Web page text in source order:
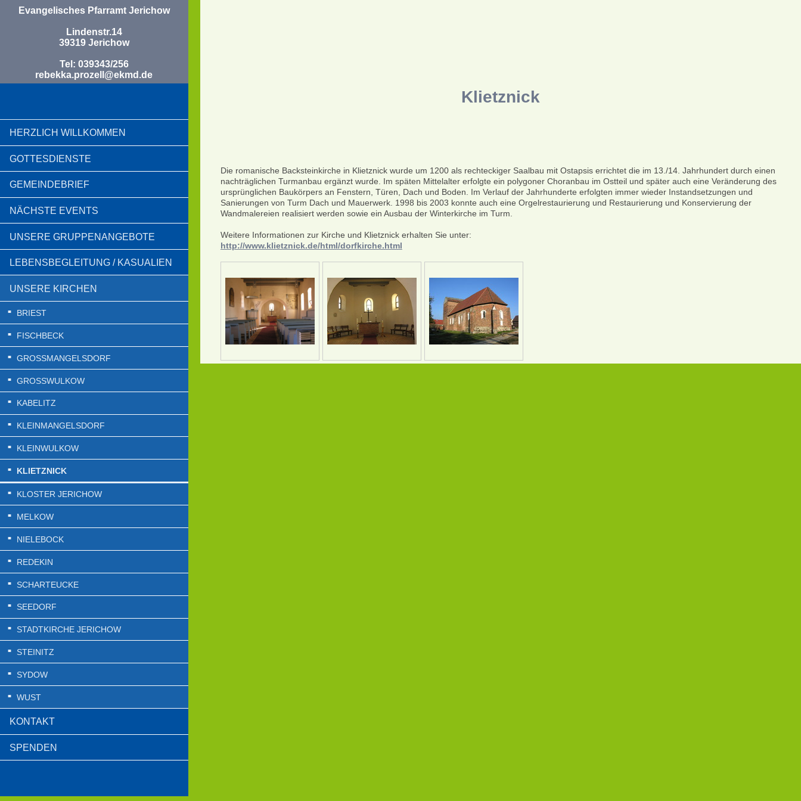
Evangelisches Pfarramt Jerichow
Lindenstr.14
39319 Jerichow
Tel: 039343/256
rebekka.prozell@ekmd.de
HERZLICH WILLKOMMEN
GOTTESDIENSTE
GEMEINDEBRIEF
NÄCHSTE EVENTS
UNSERE GRUPPENANGEBOTE
LEBENSBEGLEITUNG / KASUALIEN
UNSERE KIRCHEN
BRIEST
FISCHBECK
GROSSMANGELSDORF
GROSSWULKOW
KABELITZ
KLEINMANGELSDORF
KLEINWULKOW
KLIETZNICK
KLOSTER JERICHOW
MELKOW
NIELEBOCK
REDEKIN
SCHARTEUCKE
SEEDORF
STADTKIRCHE JERICHOW
STEINITZ
SYDOW
WUST
KONTAKT
SPENDEN
Klietznick
Die romanische Backsteinkirche in Klietznick wurde um 1200 als rechteckiger Saalbau mit Ostapsis errichtet die im 13./14. Jahrhundert durch einen
nachträglichen Turmanbau ergänzt wurde. Im späten Mittelalter erfolgte ein polygoner Choranbau im Ostteil und später auch eine Veränderung des
ursprünglichen Baukörpers an Fenstern, Türen, Dach und Boden. Im Verlauf der Jahrhunderte erfolgten immer wieder Instandsetzungen und
Sanierungen von Turm Dach und Mauerwerk. 1998 bis 2003 konnte auch eine Orgelrestaurierung und Restaurierung und Konservierung der
Wandmalereien realisiert werden sowie ein Ausbau der Winterkirche im Turm.
Weitere Informationen zur Kirche und Klietznick erhalten Sie unter:
http://www.klietznick.de/html/dorfkirche.html